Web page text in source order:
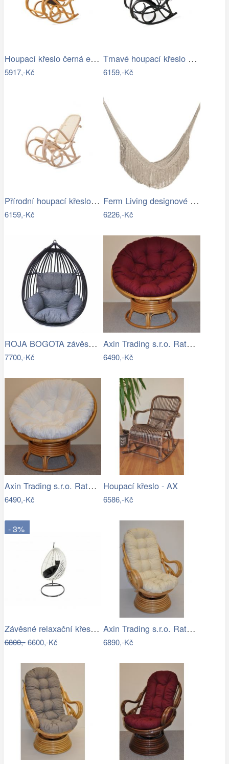
Houpací křeslo černá ekokůže - AT
5917,-Kč
Tmavé houpací křeslo z přírodní ovčí…
6159,-Kč
Přírodní houpací křeslo s výpletem - AT
6159,-Kč
Ferm Living designové houpací sítě Path…
6226,-Kč
ROJA BOGOTA závěsné křeslo - bez…
7700,-Kč
Axin Trading s.r.o. Ratanový papasan…
6490,-Kč
Axin Trading s.r.o. Ratanový papasan…
6490,-Kč
Houpací křeslo - AX
6586,-Kč
- 3%
Závěsné relaxační křeslo CANDY
6800,-6600,-Kč
Axin Trading s.r.o. Ratanové houpací…
6890,-Kč